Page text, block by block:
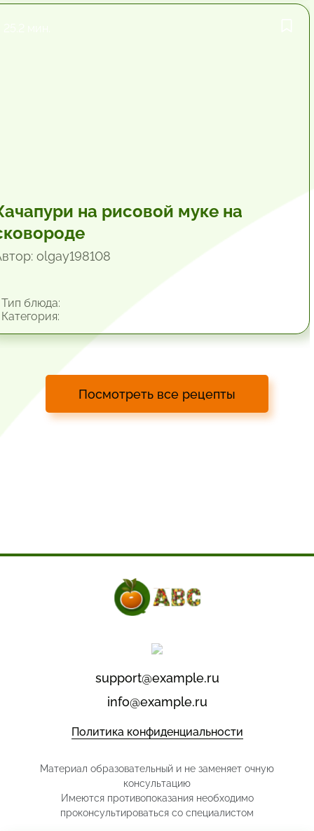
на рисовой муке на
olgay198108
блюда:
Посмотреть все рецепты
support@example.ru
info@example.ru
Политика конфиденциальности
Материал образовательный и не заменяет очную
консультацию
Имеются противопоказания необходимо
проконсультироваться со специалистом